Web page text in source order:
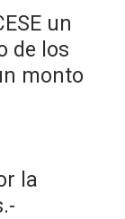
un
de los
monto
la